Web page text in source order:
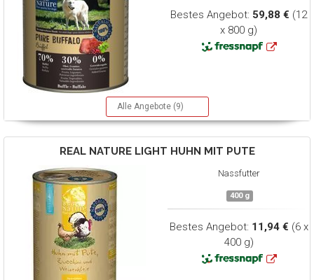
Bestes Angebot: 59,88 € (12
x 800 g)
Alle Angebote (9)
REAL NATURELIGHT HUHN MIT PUTE
Nassfutter
400 g
Bestes Angebot: 11,94 € (6 x
400 g)